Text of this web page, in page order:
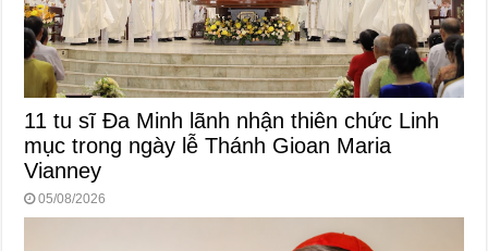
11 tu sĩ Đa Minh lãnh nhận thiên chức Linh
mục trong ngày lễ Thánh Gioan Maria
Vianney
05/08/2026